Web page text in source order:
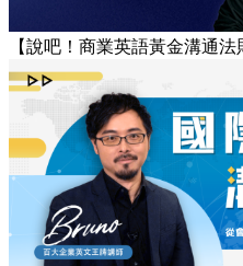
【說吧！商業英語黃金溝通